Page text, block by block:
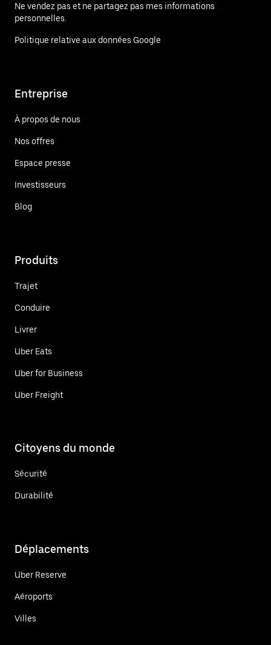
Ne vendez pas et ne partagez pas mes informations
personnelles.
Politique relative aux données Google
Entreprise
À propos de nous
Nos offres
Espace presse
Investisseurs
Blog
Produits
Trajet
Conduire
Livrer
Uber Eats
Uber for Business
Uber Freight
Citoyens du monde
Sécurité
Durabilité
Déplacements
Uber Reserve
Aéroports
Villes